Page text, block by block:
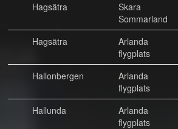
Hagsätra
Skara
Sommarland
Hagsätra
Arlanda
flygplats
Hallonbergen
Arlanda
flygplats
Hallunda
Arlanda
flygplats